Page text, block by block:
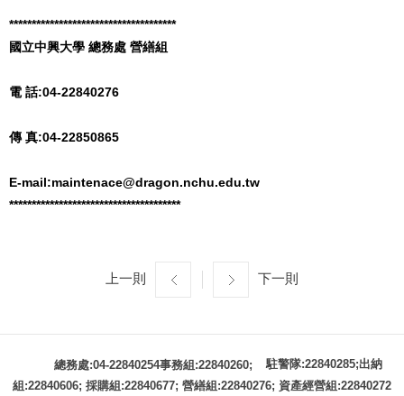
*************************************
國立中興大學 總務處 營繕組
電 話:04-22840276
傳 真:04-22850865
E-mail:maintenace@dragon.nchu.edu.tw
**************************************
上一則 下一則
總務處:04-22840254事務組:22840260;
駐警隊:22840285;出納
組:22840606; 採購組:22840677; 營繕組:22840276; 資產經營組:22840272